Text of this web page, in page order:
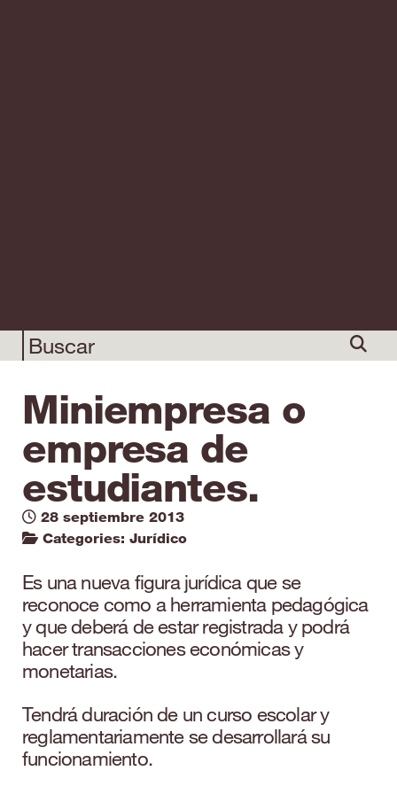
Miniempresa o
empresa de
estudiantes.
28 septiembre 2013
Categories: Jurídico
Es una nueva figura jurídica que se
reconoce como a herramienta pedagógica
y que deberá de estar registrada y podrá
hacer transacciones económicas y
monetarias.
Tendrá duración de un curso escolar y
reglamentariamente se desarrollará su
funcionamiento.